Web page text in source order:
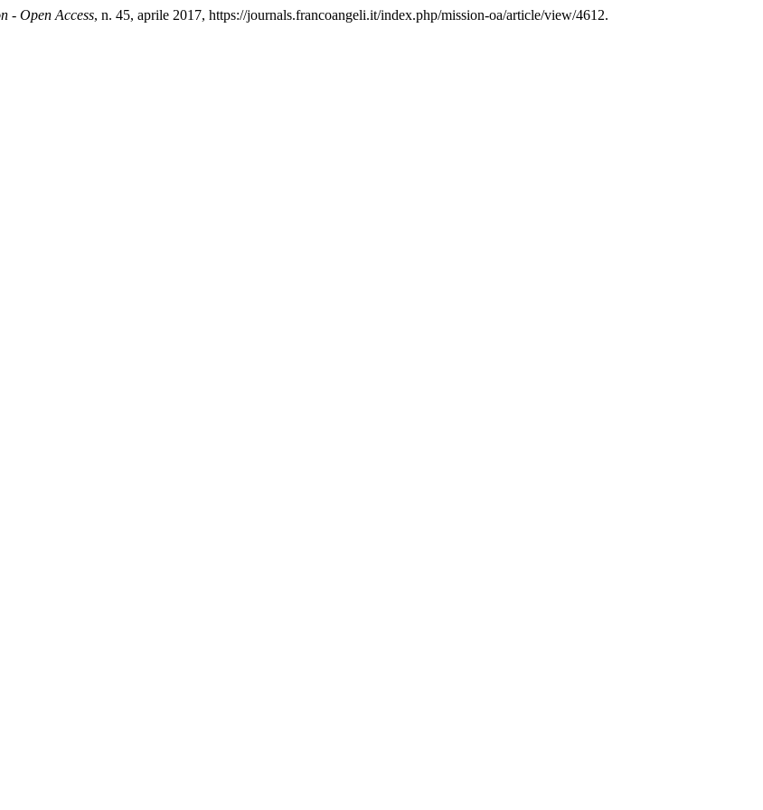
- Open Access, n. 45, aprile 2017, https://journals.francoangeli.it/index.php/mission-oa/article/view/4612.